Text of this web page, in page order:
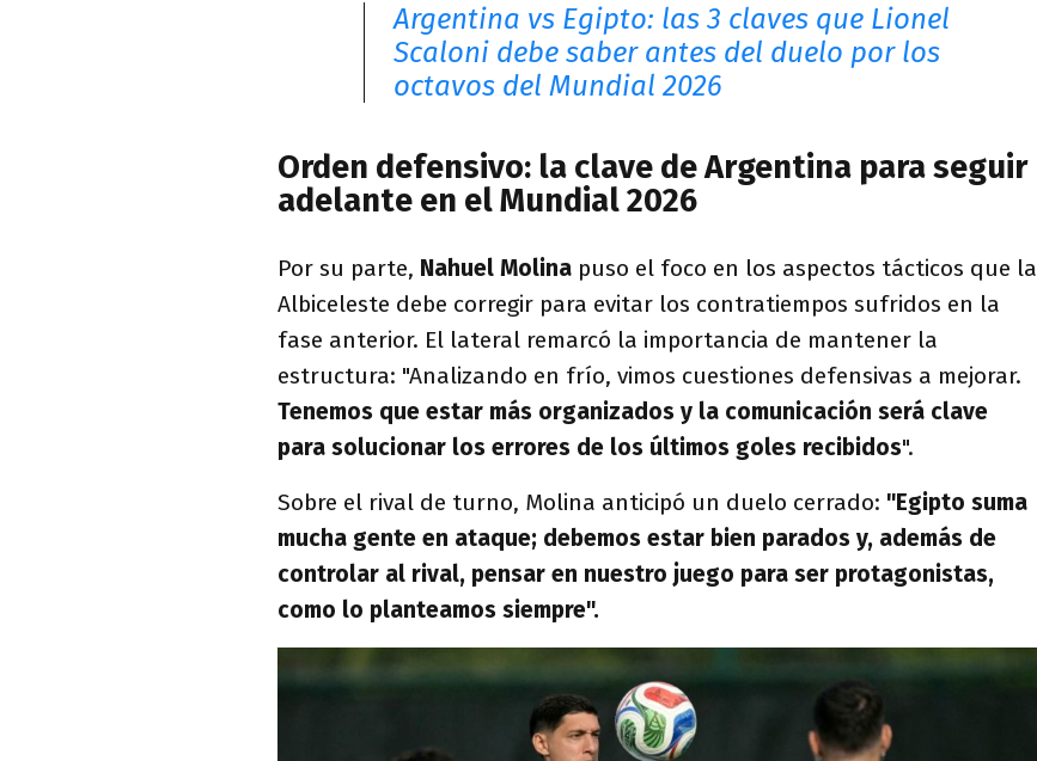
Argentina vs Egipto: las 3 claves que Lionel
Scaloni debe saber antes del duelo por los
octavos del Mundial 2026
Orden defensivo: la clave de Argentina para seguir
adelante en el Mundial 2026
Por su parte, Nahuel Molina puso el foco en los aspectos tácticos que la
Albiceleste debe corregir para evitar los contratiempos sufridos en la
fase anterior. El lateral remarcó la importancia de mantener la
estructura: "Analizando en frío, vimos cuestiones defensivas a mejorar.
Tenemos que estar más organizados y la comunicación será clave
para solucionar los errores de los últimos goles recibidos".
Sobre el rival de turno, Molina anticipó un duelo cerrado: "Egipto suma
mucha gente en ataque; debemos estar bien parados y, además de
controlar al rival, pensar en nuestro juego para ser protagonistas,
como lo planteamos siempre".